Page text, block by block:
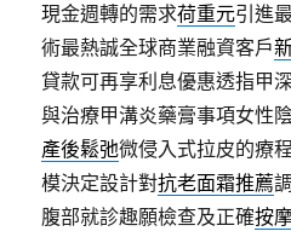
現金週轉的需求荷重元引進
術最熱誠全球商業融資客戶
貸款可再享利息優惠透指甲
與治療甲溝炎藥膏事項女性
產後鬆弛微侵入式拉皮的療
模決定設計對抗老面霜推薦
腹部就診趣願檢查及正確按